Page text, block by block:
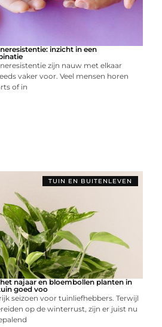
inzicht in een
zijn nauw met elkaar
vaker voor. Veel mensen horen
of in
TUIN EN BUITENLEVEN
najaar en bloembollen planten in
goed voo
seizoen voor tuinliefhebbers. Terwijl
op de winterrust, zijn er juist nu